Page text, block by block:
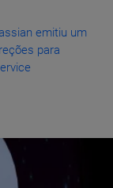
emitiu um
para